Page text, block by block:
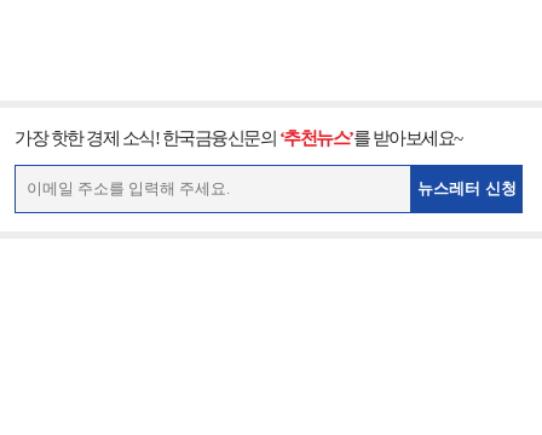
가장 핫한 경제 소식! 한국금융신문의 ‘추천뉴스’를 받아보세요~
뉴스레터 신청